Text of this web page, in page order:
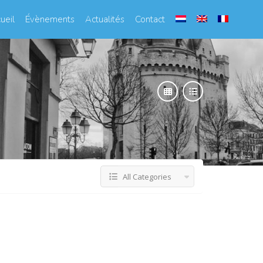
Évènements Actualités Contact
All Categories